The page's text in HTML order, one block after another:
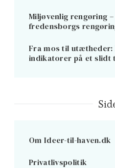
Miljøvenlig rengøring
fredensborgs
Fra mos til utætheder:
indikatorer på et slidt
Om Ideer-til-haven.dk
Privatlivspolitik